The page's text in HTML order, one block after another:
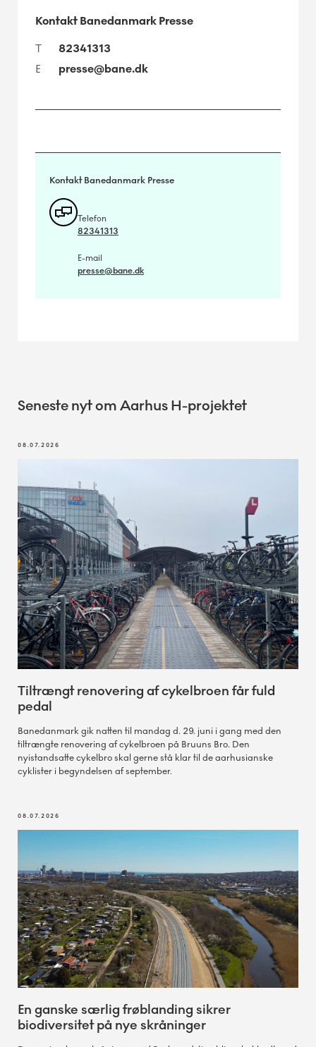
Kontakt Banedanmark Presse
T
82341313
E
presse@bane.dk
Kontakt Banedanmark Presse
Telefon
82341313
E-mail
presse@bane.dk
Seneste nyt om Aarhus H-projektet
08.07.2026
Tiltrængt renovering af cykelbroen får fuld
pedal
Banedanmark gik natten til mandag d. 29. juni i gang med den
tiltrængte renovering af cykelbroen på Bruuns Bro. Den
nyistandsatte cykelbro skal gerne stå klar til de aarhusianske
cyklister i begyndelsen af september.
08.07.2026
En ganske særlig frøblanding sikrer
biodiversitet på nye skråninger